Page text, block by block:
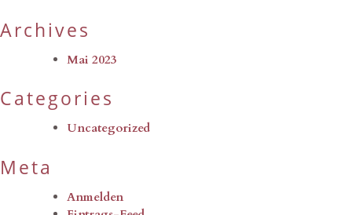
Archives
Mai 2023
Categories
Uncategorized
Meta
Anmelden